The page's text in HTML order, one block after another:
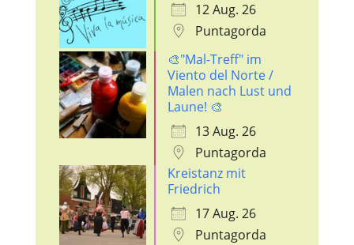
12 Aug. 26
Puntagorda
🎨"Mal-Treff" im
Viento del Norte /
Malen nach Lust und
Laune! 🎨
13 Aug. 26
Puntagorda
Kreistanz mit
Friedrich
17 Aug. 26
Puntagorda